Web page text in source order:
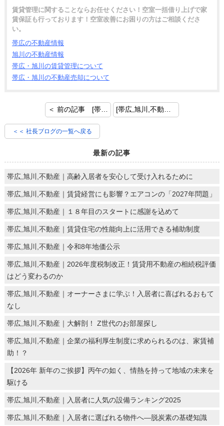
賃貸管理に関することならお任せください！空室一括借り上げで家
賃保証も行っております！空室改善にお困りの方はご相談くださ
い。
帯広の不動産情報
旭川の不動産情報
帯広・旭川の賃貸管理について
帯広・旭川の不動産売却について
＜ 前の記事 [帯広,旭川,不動産｜高齢化社会における今後の賃貸経営] [帯広,旭川,不動産｜仕事のやる気が出ないとき] 次の記事 ＞
＜＜ 社長ブログの一覧へ戻る
最新の記事
帯広,旭川,不動産｜高齢入居者を安心して受け入れるために
帯広,旭川,不動産｜賃貸経営にも影響？エアコンの「2027年問題」
帯広,旭川,不動産｜１８年目のスタートに感謝を込めて
帯広,旭川,不動産｜賃貸住宅の性能向上に活用できる補助制度
帯広,旭川,不動産｜令和8年地価公示
帯広,旭川,不動産｜2026年度税制改正！賃貸用不動産の相続税評価
はどう変わるのか
帯広,旭川,不動産｜オーナーさまに学ぶ！入居者に喜ばれるおもて
なし
帯広,旭川,不動産｜大解剖！ Z世代のお部屋探し
帯広,旭川,不動産｜企業の福利厚生制度に求められるのは、家賃補
助！？
【2026年 新年のご挨拶】丙午の如く、情熱を持って地域の未来を
駆ける
帯広,旭川,不動産｜入居者に人気の設備ランキング2025
帯広,旭川,不動産｜入居者に選ばれる物件へ―脱炭素の基礎知識